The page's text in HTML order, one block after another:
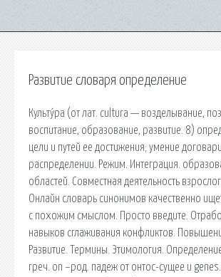
Развитие словаря определение
Культу́ра (от лат. cultura — возделывание,
воспитание, образование, развитие. 8)
цели и путей ее достижения; умение
распределении. Режим. Интеграция.
областей. Совместная деятельность
Онлайн словарь синонимов качественно
с похожим смыслом. Просто введите.
навыков сглаживания конфликтов.
Развитие. Термины. Этимология.
греч. оn –род. падеж от онтос-сущее и